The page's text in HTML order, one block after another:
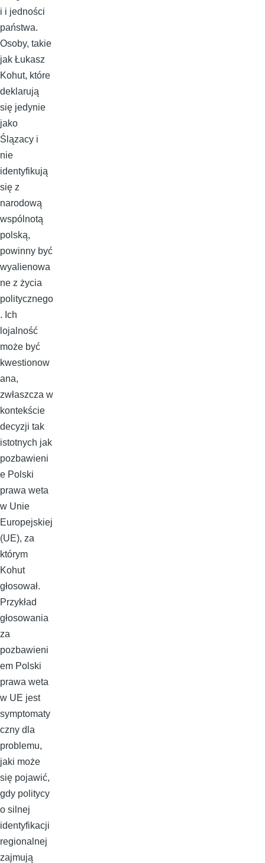
i i jedności
państwa.
Osoby, takie
jak Łukasz
Kohut, które
deklarują
się jedynie
jako
Ślązacy i
nie
identyfikują
się z
narodową
wspólnotą
polską,
powinny być
wyalienowa
ne z życia
politycznego
. Ich
lojalność
może być
kwestionow
ana,
zwłaszcza w
kontekście
decyzji tak
istotnych jak
pozbawieni
e Polski
prawa weta
w Unie
Europejskiej
(UE), za
którym
Kohut
głosował.
Przykład
głosowania
za
pozbawieni
em Polski
prawa weta
w UE jest
symptomaty
czny dla
problemu,
jaki może
się pojawić,
gdy politycy
o silnej
identyfikacji
regionalnej
zajmują